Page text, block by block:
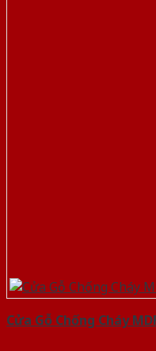
Cửa Gỗ Chống Cháy